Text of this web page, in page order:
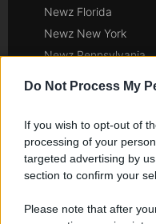
Do Not Process My
If you wish to opt-out of
processing of your
targeted advertising by
section to confirm your
Please note that after
Newz Florida
Newz New York
Newz Pennsylvania
Gameland
Hig Tech Mag
Scoop Mag
Motors Magazine 365